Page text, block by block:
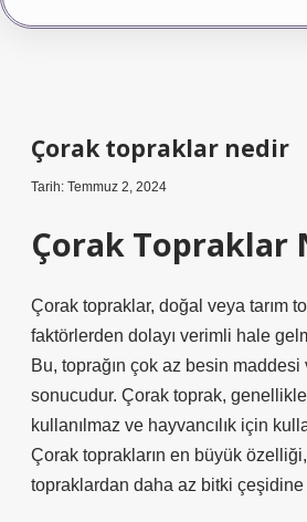
Çorak topraklar nedir
Tarih: Temmuz 2, 2024
Çorak Topraklar
Çorak topraklar, doğal veya tarım
faktörlerden dolayı verimli hale
Bu, toprağın çok az besin
sonucudur. Çorak toprak, genellikle
kullanılmaz ve hayvancılık için
Çorak toprakların en büyük
topraklardan daha az bitki çeşidine